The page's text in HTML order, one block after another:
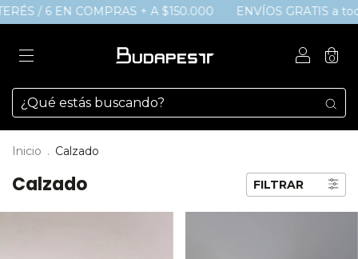
/ 6 EN COMPRAS + A $150.000 ENVÍOS GRATIS a todo el
0
Inicio . Calzado
Calzado FILTRAR